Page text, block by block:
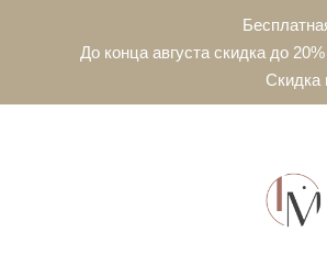
До конца августа скидка до
Скидка